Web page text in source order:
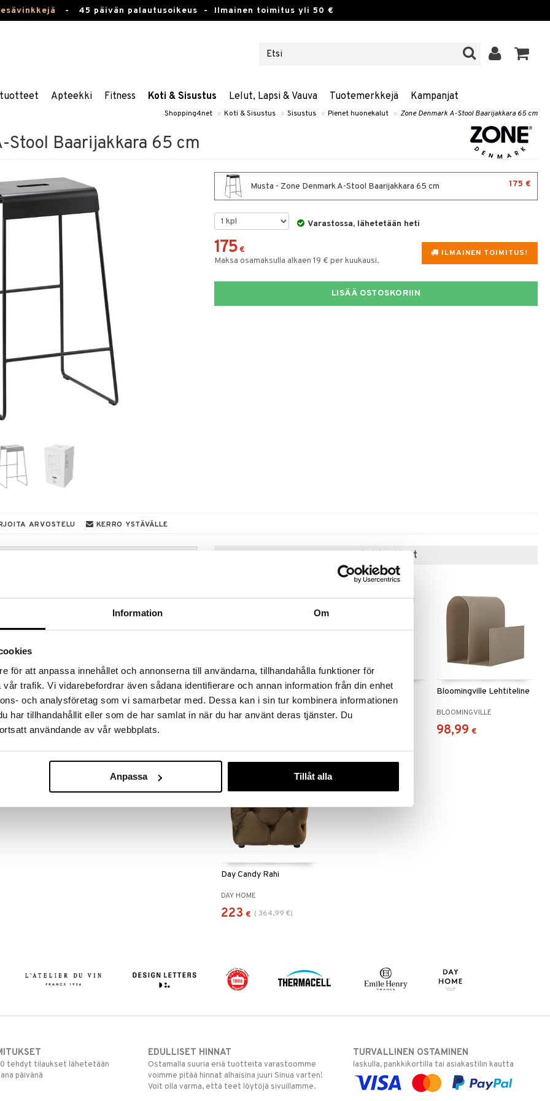
Information Om
för att anpassa innehållet och annonserna till användarna, tillhandahålla funktioner för
trafik. Vi vidarebefordrar även sådana identifierare och annan information från din enhet
och analysföretag som vi samarbetar med. Dessa kan i sin tur kombinera informationen
har tillhandahållit eller som de har samlat in när du har använt deras tjänster. Du
användande av vår webbplats.
Anpassa Tillåt alla
- 45 päivän palautusoikeus - Ilmainen toimitus yli 50 €
Apteekki Fitness Koti & Sisustus Lelut, Lapsi & Vauva Tuotemerkkejä Kampanjat
Shopping4net » Koti & Sisustus » Sisustus » Pienet huonekalut » Zone Denmark A-Stool Baarijakkara 65 cm
Stool Baarijakkara 65 cm
Musta - Zone Denmark A-Stool Baarijakkara 65 cm 175 €
Varastossa, lähetetään heti
ILMAINEN TOIMITUS!
175 €
Maksa osamaksulla alkaen 19 € per kuukausi.
LISÄÄ OSTOSKORIIN
ARVOSTELU KERRO YSTÄVÄLLE
hinnoilla!
31.8.2026 asti mutta ole nopea -
voivat päästä loppumaan!
siirtyy helposti istuimesta tarttumalla sinne,
käytännöllisen ja joustavan istuimen esimerkiksi
Suositut tuotteet
Zone Denmark A-Stool
Jakkara 27,5 cm
ZONE DENMARK
Bloomingville Cher
Sivupöytä
BLOOMINGVILLE
Bloomingville Lehtiteline
BLOOMINGVILLE
98,99 €
Day Candy Rahi
DAY HOME
223 € ( 364,99 €)
-39%
tehdyt tilaukset lähetetään
päivänä
EDULLISET HINNAT
Ostamalla suuria eriä tuotteita varastoomme
voimme pitää hinnat alhaisina juuri Sinua varten!
Voit olla varma, että teet löytöjä sivuillamme.
TURVALLINEN OSTAMINEN
laskulla, pankkikortilla tai asiakastilin kautta